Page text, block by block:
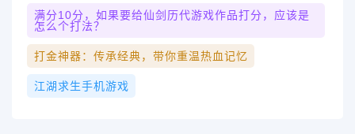
满分10分，如果要给仙剑历代游戏作品打分，应该是
怎么个打法？
打金神器：传承经典，带你重温热血记忆
江湖求生手机游戏